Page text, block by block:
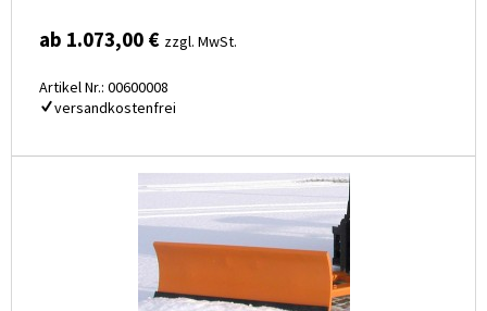
ab 1.073,00 € zzgl. MwSt.
Artikel Nr.: 00600008
versandkostenfrei